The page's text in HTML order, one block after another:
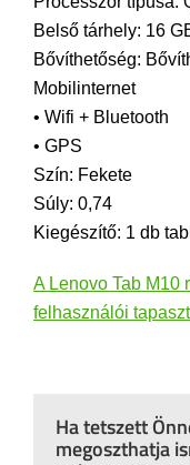
Belső tárhely: 16
Bővíthetőség:
Mobilinternet
• Wifi + Bluetooth
• GPS
Szín: Fekete
Súly: 0,74
Kiegészítő: 1 db
A Lenovo Tab M10
felhasználói
Ha tetszett
megoszthatja